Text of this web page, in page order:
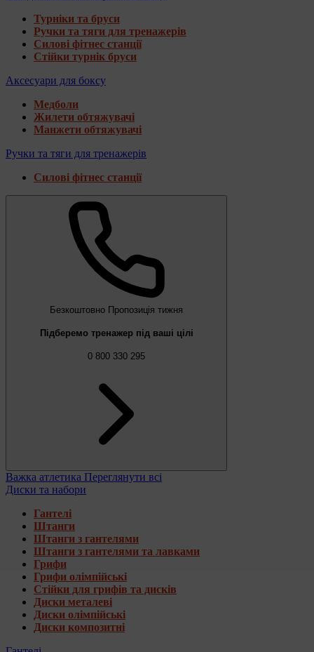
Турніки та бруси
Ручки та тяги для тренажерів
Силові фітнес станції
Стійки турнік бруси
Аксесуари для боксу
Медболи
Жилети обтяжувачі
Манжети обтяжувачі
Ручки та тяги для тренажерів
Силові фітнес станції
Безкоштовно Пропозиція тижня
Підберемо тренажер під ваші цілі
0 800 330 295
Важка атлетика Переглянути всі
Диски та набори
Гантелі
Штанги
Штанги з гантелями
Штанги з гантелями та лавками
Грифи
Грифи олімпійські
Стійки для грифів та дисків
Диски металеві
Диски олімпійські
Диски композитні